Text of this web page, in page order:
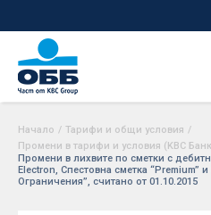
Начало / Тарифи и общи условия /
Промени в тарифи и условия (KBC
Промени в лихвите по сметки с
Electron, Спестовна сметка “Premium”
Ограничения”, считано от 01.10.2015